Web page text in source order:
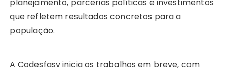
que refletem resultados concretos para a
população.
A Codesfasv inicia os trabalhos em breve, com